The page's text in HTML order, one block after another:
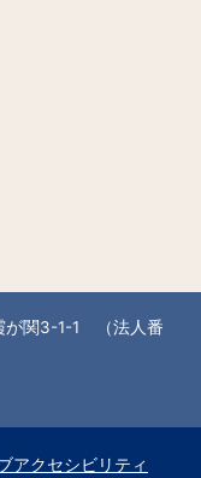
関3-1-1 （法人番
アクセシビリティ